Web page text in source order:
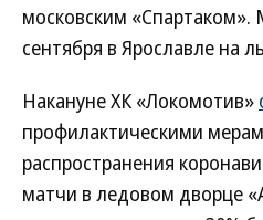
московским «Спартаком».
сентября в Ярославле на
Накануне ХК «Локомотив»
профилактическими
распространения
матчи в ледовом дворце